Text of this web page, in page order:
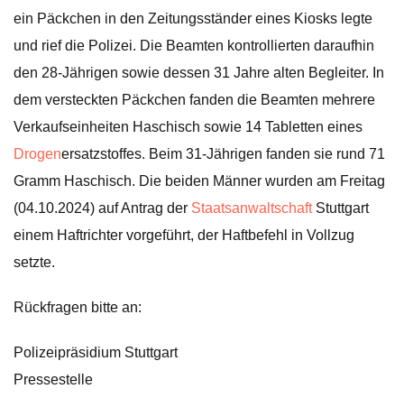
ein Päckchen in den Zeitungsständer eines Kiosks legte
und rief die Polizei. Die Beamten kontrollierten daraufhin
den 28-Jährigen sowie dessen 31 Jahre alten Begleiter. In
dem versteckten Päckchen fanden die Beamten mehrere
Verkaufseinheiten Haschisch sowie 14 Tabletten eines
Drogenersatzstoffes. Beim 31-Jährigen fanden sie rund 71
Gramm Haschisch. Die beiden Männer wurden am Freitag
(04.10.2024) auf Antrag der StaatsanwaltschaftStuttgart
einem Haftrichter vorgeführt, der Haftbefehl in Vollzug
setzte.
Rückfragen bitte an:
Polizeipräsidium Stuttgart
Pressestelle